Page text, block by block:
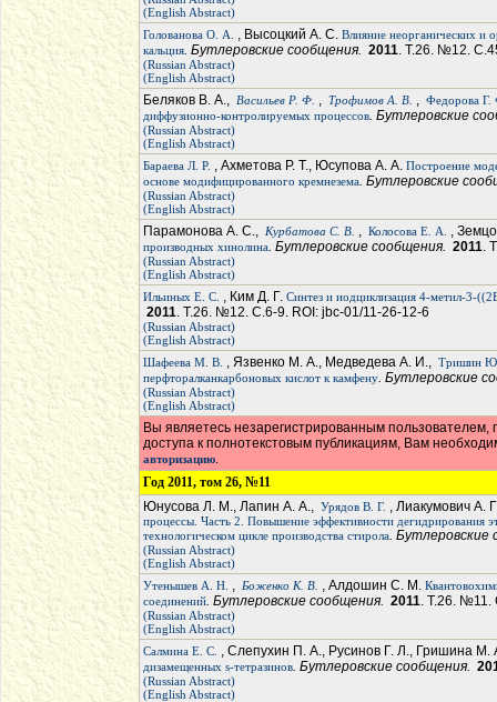
(English Abstract)
Голованова О. А.
, Высоцкий А. С. Влияние неорганических и
кальция. Бутлеровские сообщения. 2011. Т.26. №12.
(Russian Abstract)
(English Abstract)
Беляков В. А., Васильев Р. Ф. , Трофимов А. В. , Федорова Г.
диффузионно-контролируемых процессов. Бутлеровские
(Russian Abstract)
(English Abstract)
Бараева Л. Р. , Ахметова Р. Т., Юсупова А. А. Построение
основе модифицированного кремнезема. Бутлеровские
(Russian Abstract)
(English Abstract)
Парамонова А. С., Курбатова С. В. , Колосова Е. А. ,
производных хинолина. Бутлеровские сообщения. 2011.
(Russian Abstract)
(English Abstract)
Ильиных Е. С. , Ким Д. Г. Синтез и иодциклизация 4-метил-3-
2011. Т.26. №12. С.6-9. ROI: jbc-01/11-26-12-6
(Russian Abstract)
(English Abstract)
Шафеева М. В. , Язвенко М. А., Медведева А. И., Тришин
перфторалканкарбоновых кислот к камфену. Бутлеровские
(Russian Abstract)
(English Abstract)
Вы являетесь незарегистрированным
доступа к полнотекстовым публикациям, Вам
авторизацию.
Год 2011, том 26, №11
Юнусова Л. М., Лапин А. А., Урядов В. Г. , Лиакумович А.
процессы. Часть 2. Повышение эффективности дегидрирования
технологическом цикле производства стирола.
(Russian Abstract)
(English Abstract)
Утенышев А. Н. , Боженко К. В. , Алдошин С. М.
соединений. Бутлеровские сообщения. 2011. Т.26. №11.
(Russian Abstract)
(English Abstract)
Салмина Е. С. , Слепухин П. А., Русинов Г. Л., Гришина
дизамещенных s-тетразинов. Бутлеровские сообщения.
(Russian Abstract)
(English Abstract)